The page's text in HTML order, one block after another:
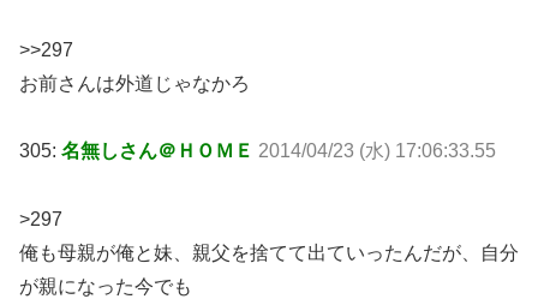
>>297
お前さんは外道じゃなかろ
305: 名無しさん＠ＨＯＭＥ 2014/04/23 (水) 17:06:33.55
>297
俺も母親が俺と妹、親父を捨てて出ていったんだが、自分
が親になった今でも